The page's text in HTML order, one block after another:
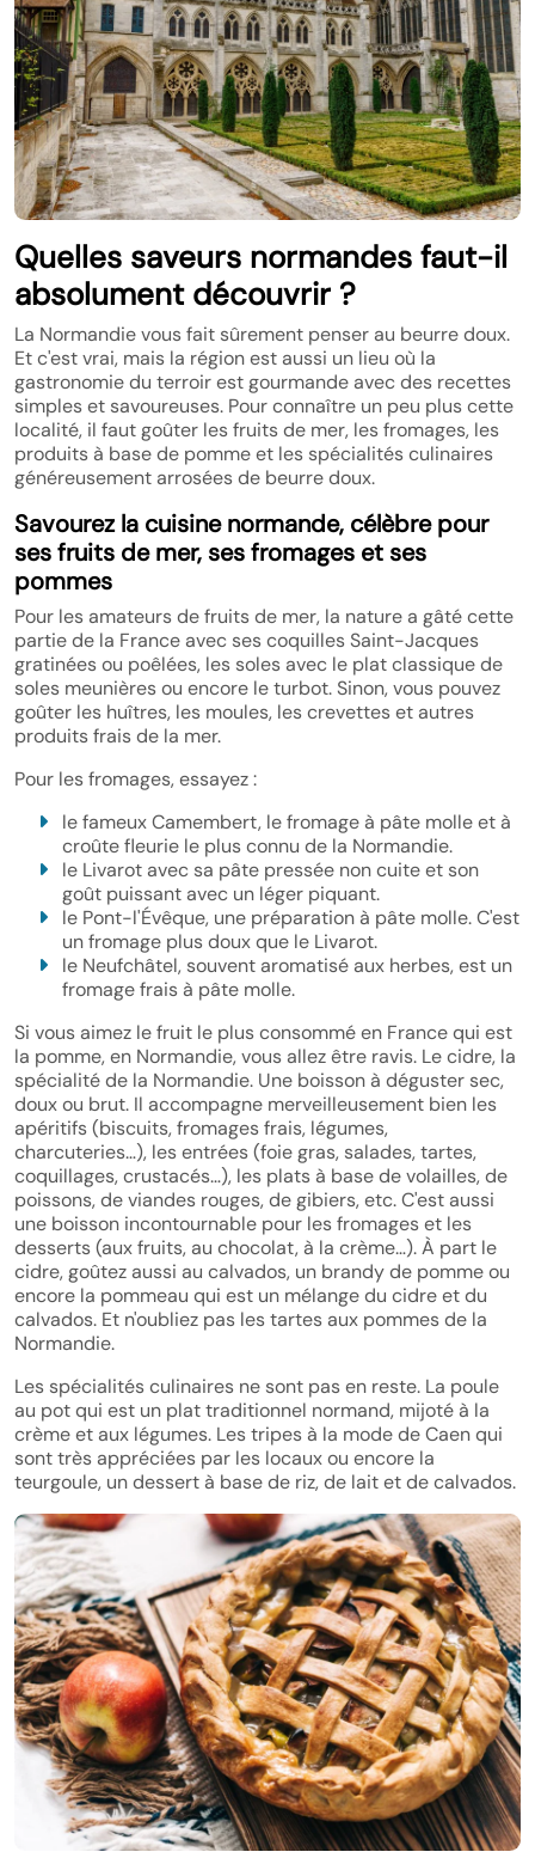
Quelles saveurs normandes faut-il
absolument découvrir ?
La Normandie vous fait sûrement penser au beurre doux.
Et c'est vrai, mais la région est aussi un lieu où la
gastronomie du terroir est gourmande avec des recettes
simples et savoureuses. Pour connaître un peu plus cette
localité, il faut goûter les fruits de mer, les fromages, les
produits à base de pomme et les spécialités culinaires
généreusement arrosées de beurre doux.
Savourez la cuisine normande, célèbre pour
ses fruits de mer, ses fromages et ses
pommes
Pour les amateurs de fruits de mer, la nature a gâté cette
partie de la France avec ses coquilles Saint-Jacques
gratinées ou poêlées, les soles avec le plat classique de
soles meunières ou encore le turbot. Sinon, vous pouvez
goûter les huîtres, les moules, les crevettes et autres
produits frais de la mer.
Pour les fromages, essayez :
le fameux Camembert, le fromage à pâte molle et à
croûte fleurie le plus connu de la Normandie.
le Livarot avec sa pâte pressée non cuite et son
goût puissant avec un léger piquant.
le Pont-l'Évêque, une préparation à pâte molle. C'est
un fromage plus doux que le Livarot.
le Neufchâtel, souvent aromatisé aux herbes, est un
fromage frais à pâte molle.
Si vous aimez le fruit le plus consommé en France qui est
la pomme, en Normandie, vous allez être ravis. Le cidre, la
spécialité de la Normandie. Une boisson à déguster sec,
doux ou brut. Il accompagne merveilleusement bien les
apéritifs (biscuits, fromages frais, légumes,
charcuteries…), les entrées (foie gras, salades, tartes,
coquillages, crustacés…), les plats à base de volailles, de
poissons, de viandes rouges, de gibiers, etc. C'est aussi
une boisson incontournable pour les fromages et les
desserts (aux fruits, au chocolat, à la crème…). À part le
cidre, goûtez aussi au calvados, un brandy de pomme ou
encore la pommeau qui est un mélange du cidre et du
calvados. Et n'oubliez pas les tartes aux pommes de la
Normandie.
Les spécialités culinaires ne sont pas en reste. La poule
au pot qui est un plat traditionnel normand, mijoté à la
crème et aux légumes. Les tripes à la mode de Caen qui
sont très appréciées par les locaux ou encore la
teurgoule, un dessert à base de riz, de lait et de calvados.